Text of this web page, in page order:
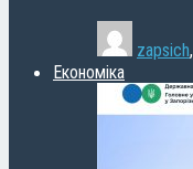
zapsich,
Економіка